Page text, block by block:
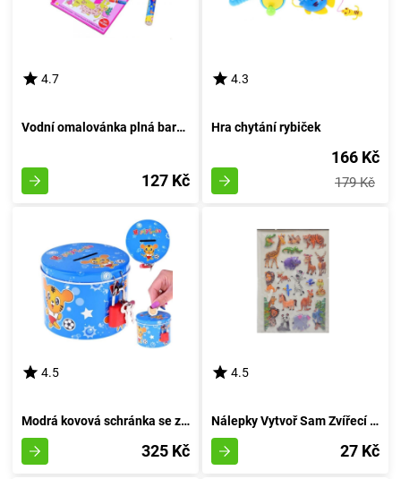
4.7
Vodní omalovánka plná barev - Víla motýlů
127 Kč
4.3
Hra chytání rybiček
166 Kč
179 Kč
4.5
Modrá kovová schránka se zámkem na zavěšení
325 Kč
4.5
Nálepky Vytvoř Sam Zvířecí Obrázky
27 Kč